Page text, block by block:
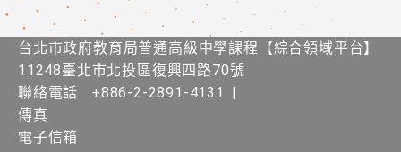
台北市政府教育局普通高級中學課程​【​綜合領域平台】
11248臺北市北投區復興四路70號
聯絡電話
+886-2-2891-4131
|
傳真
電子信箱